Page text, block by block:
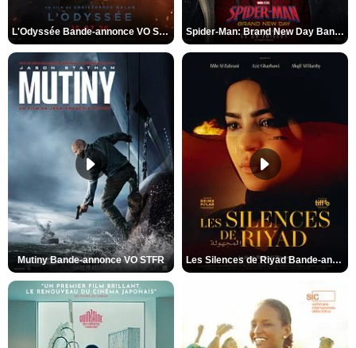
L'Odyssée Bande-annonce VO STFR Spider-Man: Brand New Day Bande-annonce VO STFR
Mutiny Bande-annonce VO STFR Les Silences de Riyad Bande-annonce VO STFR